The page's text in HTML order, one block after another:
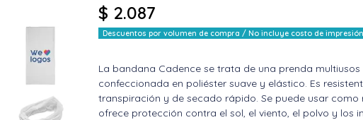
$ 2.087
Descuentos por volumen de compra / No incluye costo de
La bandana Cadence se trata de una prenda
confeccionada en poliéster suave y elástico. Es
transpiración y de secado rápido. Se puede usar
ofrece protección contra el sol, el viento, el polvo y los